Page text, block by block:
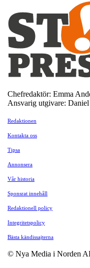
Chefredaktör: Emma
Ansvarig utgivare:
Redaktionen
Kontakta oss
Tipsa
Annonsera
Vår historia
Sponsrat innehåll
Redaktionell policy
Integritetspolicy
Bästa kändissajterna
© Nya Media i Norden